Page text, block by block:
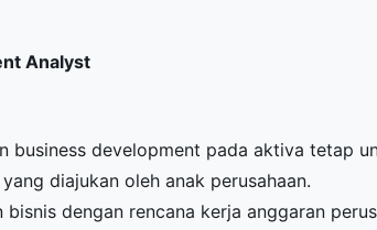
Analyst
business development pada aktiva tetap
diajukan oleh anak perusahaan.
bisnis dengan rencana kerja anggaran